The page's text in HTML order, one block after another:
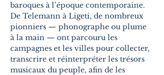
baroques à l’époque contemporaine.
De Telemann à Ligeti, de nombreux
pionniers — phonographe ou plume
à la main — ont parcouru les
campagnes et les villes pour collecter,
transcrire et réinterpréter les trésors
musicaux du peuple, afin de les